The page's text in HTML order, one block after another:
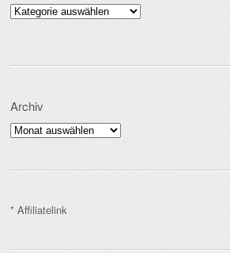
Kategorien
Archiv
Archiv
* Affiliatelink